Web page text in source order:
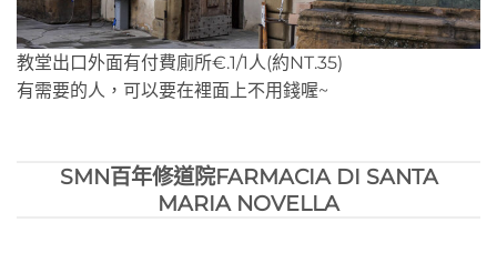
教堂出口外面有付費廁所€.1/1人(約NT.35)
有需要的人，可以要在裡面上不用錢喔~
SMN百年修道院FARMACIA DI SANTA
MARIA NOVELLA